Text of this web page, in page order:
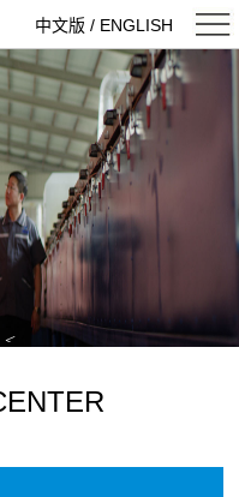
中文版 / ENGLISH
<